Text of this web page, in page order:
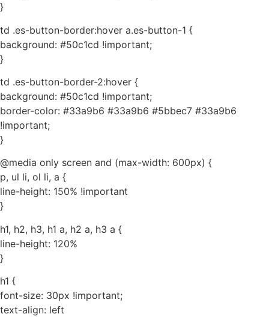
}
td .es-button-border:hover a.es-button-1 {
background: #50c1cd !important;
}
td .es-button-border-2:hover {
background: #50c1cd !important;
border-color: #33a9b6 #33a9b6 #5bbec7 #33a9b6
!important;
}
@media only screen and (max-width: 600px) {
p, ul li, ol li, a {
line-height: 150% !important
}
h1, h2, h3, h1 a, h2 a, h3 a {
line-height: 120%
}
h1 {
font-size: 30px !important;
text-align: left